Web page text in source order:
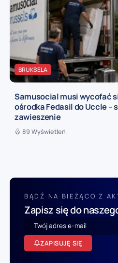
BRUKSELA
Samusocial musi wycofać
ośrodka Fedasil do Uccle –
zawieszenie
89 Wyświetleń
BĄDŹ NA BIEŻĄCO Z
Zapisz się do
ZAPISUJĘ SIĘ